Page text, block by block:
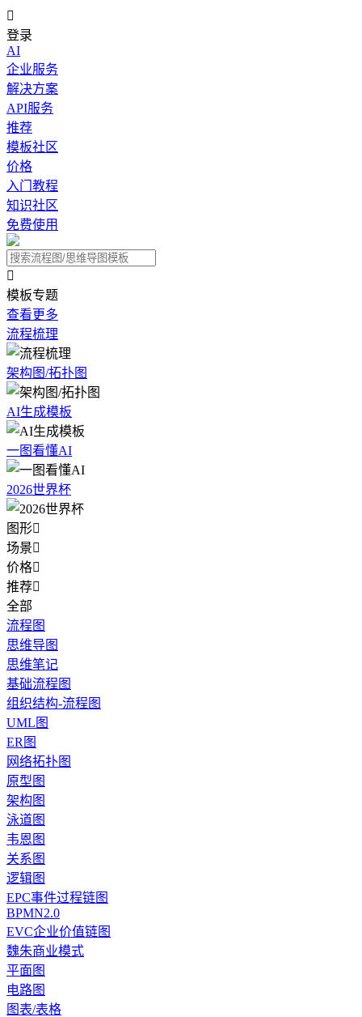

登录
AI
企业服务
解决方案
API服务
推荐
模板社区
价格
入门教程
知识社区
免费使用

模板专题
查看更多
流程梳理
架构图/拓扑图
AI生成模板
一图看懂AI
2026世界杯
图形
场景
价格
推荐
全部
流程图
思维导图
思维笔记
基础流程图
组织结构-流程图
UML图
ER图
网络拓扑图
原型图
架构图
泳道图
韦恩图
关系图
逻辑图
EPC事件过程链图
BPMN2.0
EVC企业价值链图
魏朱商业模式
平面图
电路图
图表/表格